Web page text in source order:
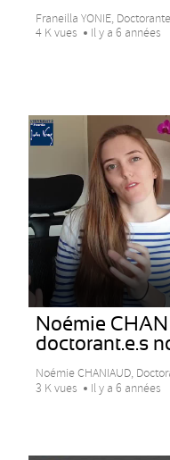
Franeilla YONIE,
4 K vues
Il y a 6 années
Noémie
doctorant.e.s
Noémie CHANIAUD,
3 K vues
Il y a 6 années